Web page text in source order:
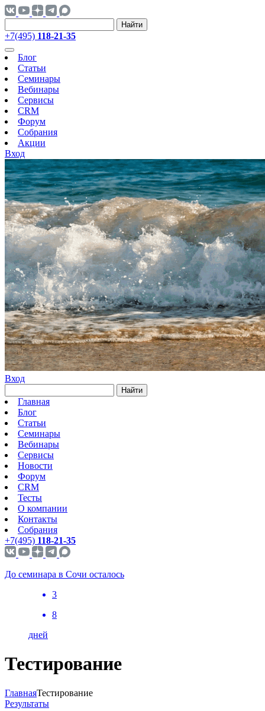
Найти
+7(495) 118-21-35
Блог
Статьи
Семинары
Вебинары
Сервисы
CRM
Форум
Собрания
Акции
Вход
Вход
Найти
Главная
Блог
Статьи
Семинары
Вебинары
Сервисы
Новости
Форум
CRM
Тесты
О компании
Контакты
Собрания
+7(495) 118-21-35
До семинара в Сочи осталось
3
8
дней
Тестирование
ГлавнаяТестирование
Результаты